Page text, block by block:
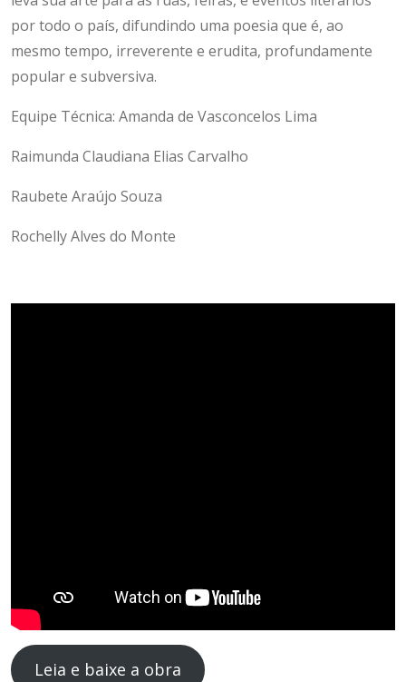
por todo o país, difundindo uma poesia que é, ao
mesmo tempo, irreverente e erudita, profundamente
popular e subversiva.
Equipe Técnica: Amanda de Vasconcelos Lima
Raimunda Claudiana Elias Carvalho
Raubete Araújo Souza
Rochelly Alves do Monte
Leia e baixe a obra